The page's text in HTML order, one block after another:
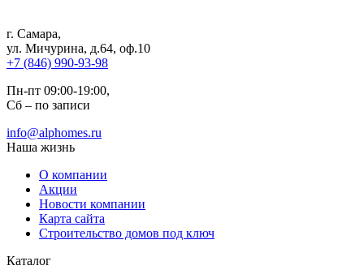
г. Самара,
ул. Мичурина, д.64, оф.10
+7 (846) 990-93-98
Пн-пт 09:00-19:00,
Сб – по записи
info@alphomes.ru
Наша жизнь
О компании
Акции
Новости компании
Карта сайта
Строительство домов под ключ
Каталог